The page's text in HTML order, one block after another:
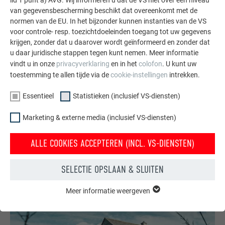
DAK ALS EEN KAMELEON
Het gebouw ligt in een wijk die gedomineerd wordt door
19de-eeuwse architectuur. Dat bestaande gebouw in de
hoogte uitbreiden met pakweg zes verdiepingen en afsluiten
met een plat dak was hier dus geen optie. De keuze van een
was daarentegen cruciaal. PREFA slaagde hierin met verve
lange levensduur en konden ze kostenefficiënt geplaatst
worden. Het resultaat is een dak dat als een kameleon zijn
plaats zoekt in de stad zonder de hoofdrol op te eisen.
Tegelijk heeft het een uitgesproken eigen karakter en spreekt
het tot de verbeelding van de voorbijgangers.
van gegevensbescherming beschikt dat overeenkomt met de
normen van de EU. In het bijzonder kunnen instanties van de VS
voor controle- resp. toezichtdoeleinden toegang tot uw gegevens
krijgen, zonder dat u daarover wordt geïnformeerd en zonder dat
u daar juridische stappen tegen kunt nemen. Meer informatie
vindt u in onze privacyverklaring en in het colofon. U kunt uw
toestemming te allen tijde via decookie-instellingen intrekken.
Essentieel Statistieken (inclusief VS-diensten)
Marketing & externe media (inclusief VS-diensten)
ALLE COOKIES ACCEPTEREN (INCL. VS-DIENSTEN)
SELECTIE OPSLAAN & SLUITEN
van de website. Hierdoor wordt gewaarborgd dat de website
Meer informatie weergeven